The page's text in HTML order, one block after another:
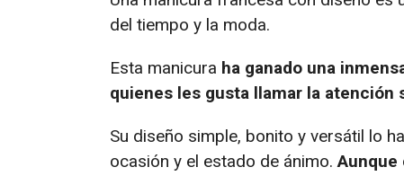
del tiempo y la moda.
Esta manicura ha ganado una
quienes les gusta llamar la
Su diseño simple, bonito y versátil lo
ocasión y el estado de ánimo.Aunque